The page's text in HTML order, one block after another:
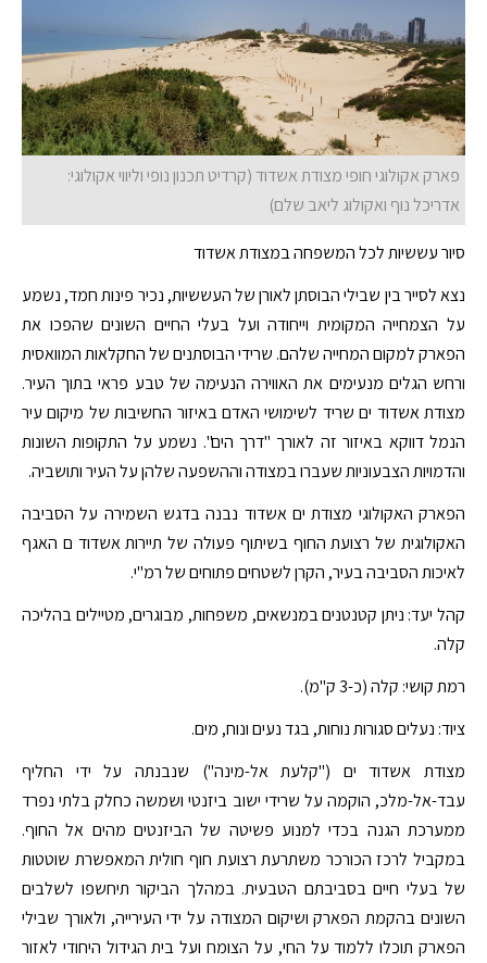
פארק אקולוגי חופי מצודת אשדוד (קרדיט תכנון נופי וליווי אקולוגי:
אדריכל נוף ואקולוג ליאב שלם)
סיור עששיות לכל המשפחה במצודת אשדוד
נצא לסייר בין שבילי הבוסתן לאורן של העששיות, נכיר פינות חמד, נשמע
על הצמחייה המקומית וייחודה ועל בעלי החיים השונים שהפכו את
הפארק למקום המחייה שלהם. שרידי הבוסתנים של החקלאות המוואסית
ורחש הגלים מנעימים את האווירה הנעימה של טבע פראי בתוך העיר.
מצודת אשדוד ים שריד לשימושי האדם באיזור החשיבות של מיקום עיר
הנמל דווקא באיזור זה לאורך "דרך הים". נשמע על התקופות השונות
והדמויות הצבעוניות שעברו במצודה וההשפעה שלהן על העיר ותושביה.
הפארק האקולוגי מצודת ים אשדוד נבנה בדגש השמירה על הסביבה
האקולוגית של רצועת החוף בשיתוף פעולה של תיירות אשדוד ם האגף
לאיכות הסביבה בעיר, הקרן לשטחים פתוחים של רמ"י.
קהל יעד: ניתן קטנטנים במנשאים, משפחות, מבוגרים, מטיילים בהליכה
קלה.
רמת קושי: קלה (כ-3 ק"מ).
ציוד: נעלים סגורות נוחות, בגד נעים ונוח, מים.
מצודת אשדוד ים ("קלעת אל-מינה") שנבנתה על ידי החליף
עבד-אל-מלכ, הוקמה על שרידי ישוב ביזנטי ושמשה כחלק בלתי נפרד
ממערכת הגנה בכדי למנוע פשיטה של הביזנטים מהים אל החוף.
במקביל לרכז הכורכר משתרעת רצועת חוף חולית המאפשרת שוטטות
של בעלי חיים בסביבתם הטבעית. במהלך הביקור תיחשפו לשלבים
השונים בהקמת הפארק ושיקום המצודה על ידי העירייה, ולאורך שבילי
הפארק תוכלו ללמוד על החי, על הצומח ועל בית הגידול היחודי לאזור